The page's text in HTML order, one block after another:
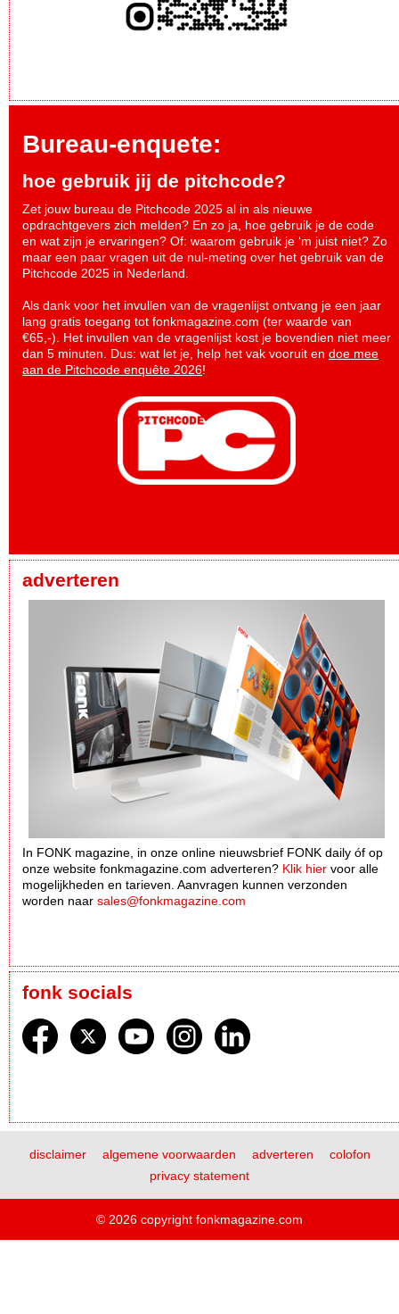
Bureau-enquete:
hoe gebruik jij de pitchcode?
Zet jouw bureau de Pitchcode 2025 al in als nieuwe
opdrachtgevers zich melden? En zo ja, hoe gebruik je de code
en wat zijn je ervaringen? Of: waarom gebruik je ‘m juist niet? Zo
maar een paar vragen uit de nul-meting over het gebruik van de
Pitchcode 2025 in Nederland.
Als dank voor het invullen van de vragenlijst ontvang je een jaar
lang gratis toegang tot fonkmagazine.com (ter waarde van
€65,-). Het invullen van de vragenlijst kost je bovendien niet meer
dan 5 minuten. Dus: wat let je, help het vak vooruit en doe mee
aan de Pitchcode enquête 2026!
adverteren
In FONK magazine, in onze online nieuwsbrief FONK daily óf op
onze website fonkmagazine.com adverteren? Klik hier voor alle
mogelijkheden en tarieven. Aanvragen kunnen verzonden
worden naar sales@fonkmagazine.com
fonk socials
disclaimer algemene voorwaarden adverteren
colofon
privacy statement
© 2026 copyright fonkmagazine.com